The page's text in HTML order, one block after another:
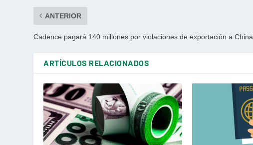
ANTERIOR
Cadence pagará 140 millones por violaciones de exportación a China
ARTÍCULOS RELACIONADOS